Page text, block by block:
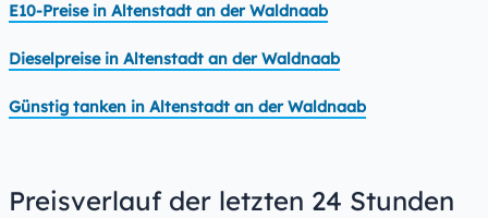
E10-Preise in Altenstadt an der Waldnaab
Dieselpreise in Altenstadt an der Waldnaab
Günstig tanken in Altenstadt an der Waldnaab
Preisverlauf der letzten 24 Stunden